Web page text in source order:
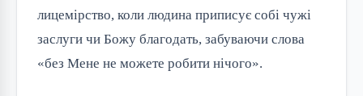
лицемірство, коли людина приписує собі чужі
заслуги чи Божу благодать, забуваючи слова
«без Мене не можете робити нічого».